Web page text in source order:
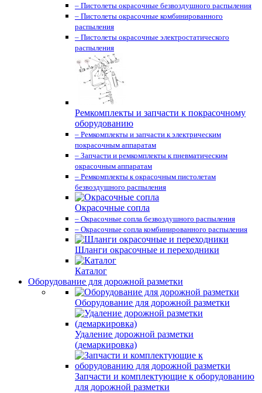
– Пистолеты окрасочные безвоздушного распыления
– Пистолеты окрасочные комбинированного
распыления
– Пистолеты окрасочные электростатического
распыления
Ремкомплекты и запчасти к покрасочному
оборудованию
– Ремкомплекты и запчасти к электрическим
покрасочным аппаратам
– Запчасти и ремкомплекты к пневматическим
окрасочным аппаратам
– Ремкомплекты к окрасочным пистолетам
безвоздушного распыления
Окрасочные сопла
– Окрасочные сопла безвоздушного распыления
– Окрасочные сопла комбинированного распыления
Шланги окрасочные и переходники
Каталог
Оборудование для дорожной разметки
Оборудование для дорожной разметки
Удаление дорожной разметки
(демаркировка)
Запчасти и комплектующие к оборудованию
для дорожной разметки